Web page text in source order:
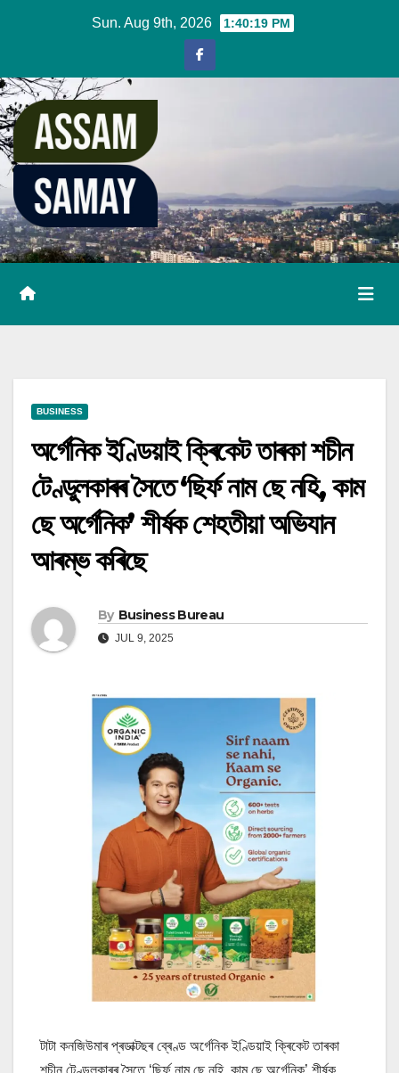
Sun. Aug 9th, 2026 1:40:20 PM
BUSINESS
অৰ্গেনিক ইণ্ডিয়াই ক্ৰিকেট তাৰকা শচীন
টেণ্ডুলকাৰৰ সৈতে ‘ছিৰ্ফ নাম ছে নহি, কাম
ছে অৰ্গেনিক’ শীৰ্ষক শেহতীয়া অভিযান
আৰম্ভ কৰিছে
By Business Bureau
JUL 9, 2025
টাটা কনজিউমাৰ প্ৰডাক্টছৰ ব্ৰেণ্ড অৰ্গেনিক ইণ্ডিয়াই ক্ৰিকেট তাৰকা
শচীন টেণ্ডুলকাৰৰ সৈতে ‘ছিৰ্ফ নাম ছে নহি, কাম ছে অৰ্গেনিক’ শীৰ্ষক